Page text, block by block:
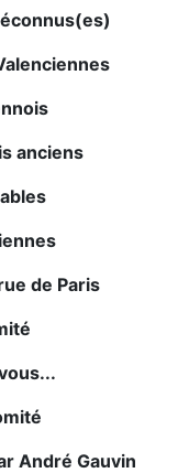
anciens
de Paris
André Gauvin